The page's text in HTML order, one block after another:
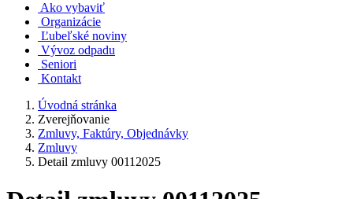
Ako vybaviť
Organizácie
Ľubeľské noviny
Vývoz odpadu
Seniori
Kontakt
Úvodná stránka
Zverejňovanie
Zmluvy, Faktúry, Objednávky
Zmluvy
Detail zmluvy 00112025